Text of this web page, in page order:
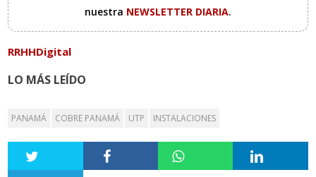
nuestra NEWSLETTER DIARIA.
RRHHDigital
LO MÁS LEÍDO
PANAMÁ COBRE PANAMÁ UTP INSTALACIONES